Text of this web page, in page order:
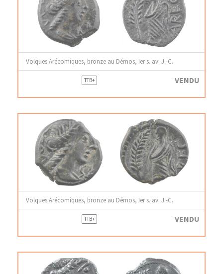
Volques Arécomiques, bronze au Démos, Ier s. av. J.-C.
TTB+ VENDU
Volques Arécomiques, bronze au Démos, Ier s. av. J.-C.
TTB+ VENDU